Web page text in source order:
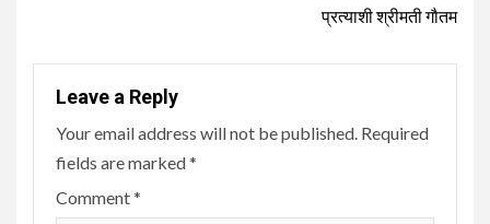
प्रत्याशी श्रीमती गौतम
Leave a Reply
Your email address will not be published. Required
fields are marked*
Comment*